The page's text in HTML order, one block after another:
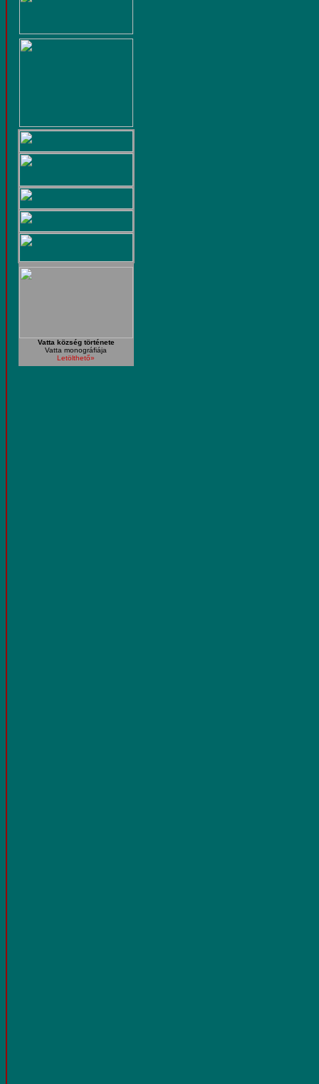
Vatta község története
Vatta monográfiája
Letölthető»